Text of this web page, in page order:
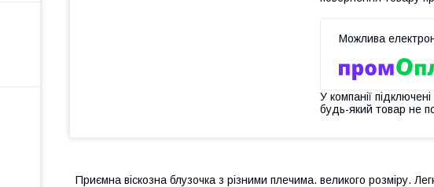
У компанії
будь-який товар не
Приємна віскозна блузочка з різними плечима. великого розміру.